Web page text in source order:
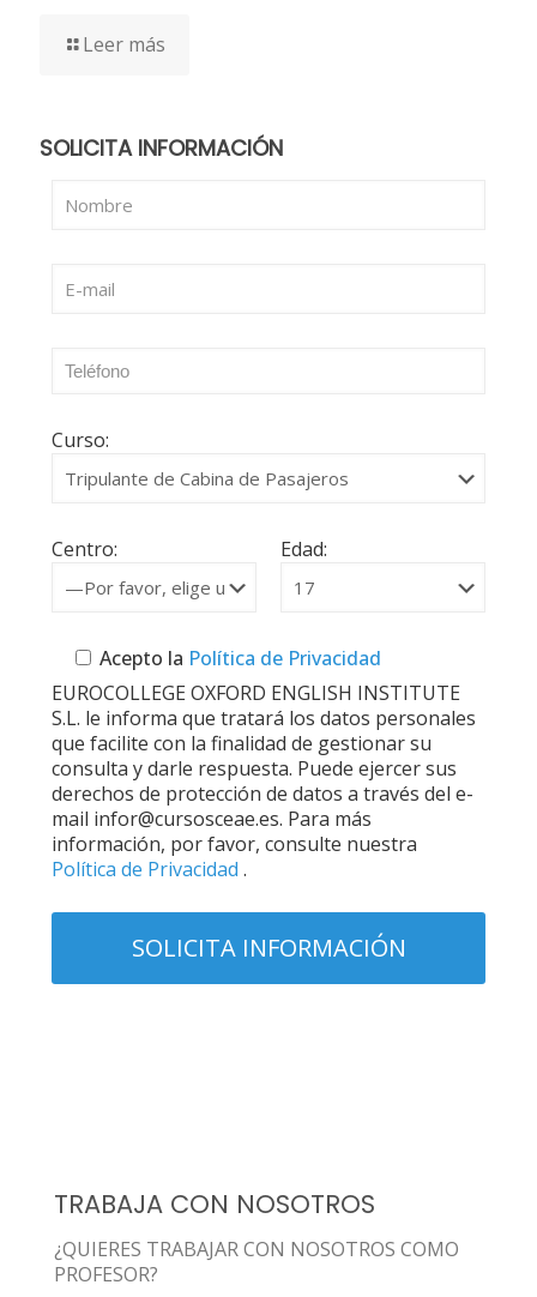
Leer más
SOLICITA INFORMACIÓN
Curso:
Centro: Edad:
Acepto la Política de Privacidad
EUROCOLLEGE OXFORD ENGLISH INSTITUTE
S.L. le informa que tratará los datos personales
que facilite con la finalidad de gestionar su
consulta y darle respuesta. Puede ejercer sus
derechos de protección de datos a través del e-
mail infor@cursosceae.es. Para más
información, por favor, consulte nuestra
Política de Privacidad .
TRABAJA CON NOSOTROS
¿QUIERES TRABAJAR CON NOSOTROS COMO
PROFESOR?